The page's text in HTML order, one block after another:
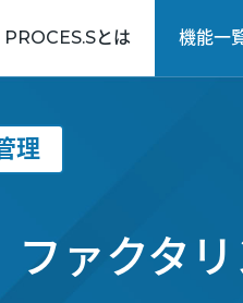
PROCES.Sとは 機能一
例トップ
設業
フォーム業 土木・
理
ァクタリ